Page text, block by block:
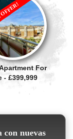
For
- £399,999
con nuevas